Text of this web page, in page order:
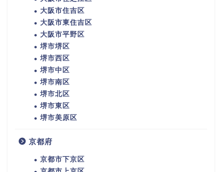
大阪市住吉区
大阪市東住吉区
大阪市平野区
堺市堺区
堺市西区
堺市中区
堺市南区
堺市北区
堺市東区
堺市美原区
京都府
京都市下京区